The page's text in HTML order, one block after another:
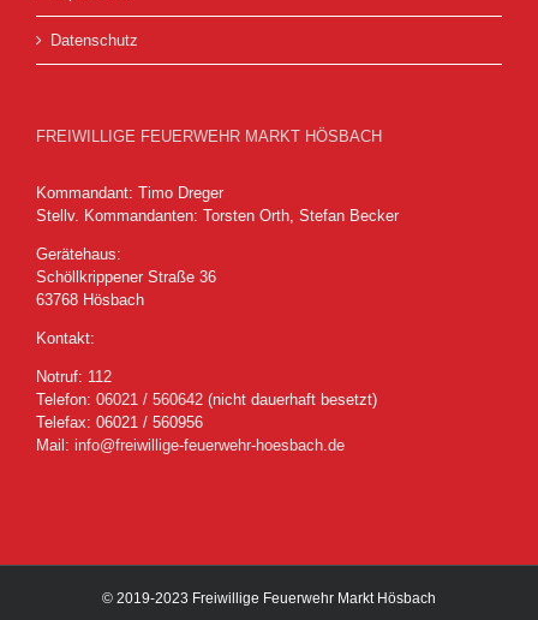
Datenschutz
FREIWILLIGE FEUERWEHR MARKT HÖSBACH
Kommandant: Timo Dreger
Stellv. Kommandanten: Torsten Orth, Stefan Becker
Gerätehaus:
Schöllkrippener Straße 36
63768 Hösbach
Kontakt:
Notruf: 112
Telefon: 06021 / 560642 (nicht dauerhaft besetzt)
Telefax: 06021 / 560956
Mail: info@freiwillige-feuerwehr-hoesbach.de
© 2019-2023 Freiwillige Feuerwehr Markt Hösbach